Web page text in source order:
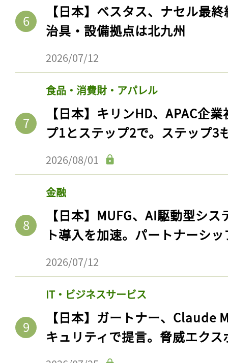
【日本】ベスタス、ナセル最
治具・設備拠点は北九州
2026/07/12
食品・消費財・アパレル
【日本】キリンHD、APAC企
プ1とステップ2で。ステップ3
2026/08/01
金融
【日本】MUFG、AI駆動型シ
ト導入を加速。パートナーシ
2026/07/12
IT・ビジネスサービス
【日本】ガートナー、Claude
キュリティで提言。脅威エク